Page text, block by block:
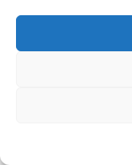
01
Vídeo
en
Motor de